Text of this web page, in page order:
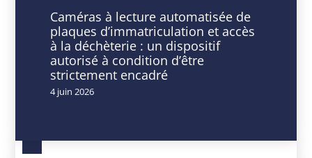
DATE
01
Fév
2024
Expiré!
HEURE
9
h
00
min
-
16
min
Caméras à lecture automatisée de
plaques d’immatriculation et accès
à la déchèterie : un dispositif
autorisé à condition d’être
strictement encadré
4 juin 2026